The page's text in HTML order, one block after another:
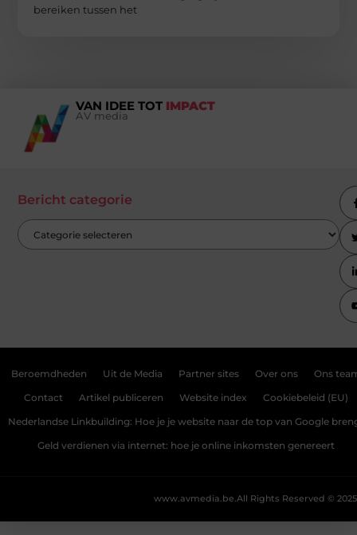
bereiken tussen het
VAN IDEE TOT IMPACT
AV media
Bericht categorie
Beroemdheden Uit de Media Partner sites Over ons Ons
Contact Artikel publiceren Website index Cookiebeleid (EU)
Nederlandse Linkbuilding: Hoe je je website naar de top van Google
Geld verdienen via internet: hoe je online inkomsten genereert
All Rights Reserved © 2025
www.avmedia.be.